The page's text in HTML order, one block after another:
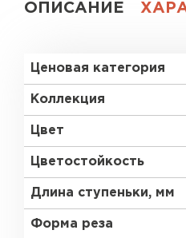
ОПИСАНИЕ
Ценовая категория
Коллекция
Цвет
Цветостойкость
Длина ступеньки, мм
Форма реза